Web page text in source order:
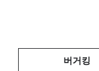
버거킹